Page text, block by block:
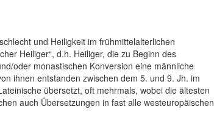
und Heiligkeit im frühmittelalterlichen
Heiliger“, d.h. Heiliger, die zu Beginn des
oder monastischen Konversion eine männliche
ihnen entstanden zwischen dem 5. und 9. Jh. im
übersetzt, oft mehrmals, wobei die ältesten
auch Übersetzungen in fast alle westeuropäischen